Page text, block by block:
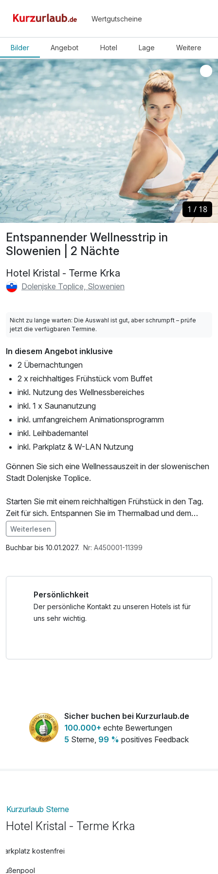
Wertgutscheine
Bilder Angebot Hotel Lage Weitere
Entspannender Wellnesstrip in
Slowenien | 2 Nächte
Hotel Kristal - Terme Krka
Dolenjske Toplice, Slowenien
1 / 18
1 / 18
Nicht zu lange warten: Die Auswahl ist gut, aber schrumpft – prüfe
jetzt die verfügbaren Termine.
In diesem Angebot inklusive
2 Übernachtungen
2 x reichhaltiges Frühstück vom Buffet
inkl. Nutzung des Wellnessbereiches
inkl. 1 x Saunanutzung
inkl. umfangreichem Animationsprogramm
inkl. Leihbademantel
inkl. Parkplatz & W-LAN Nutzung
Gönnen Sie sich eine Wellnessauszeit in der slowenischen
Stadt Dolenjske Toplice.
Starten Sie mit einem reichhaltigen Frühstück in den Tag.
Zeit für sich. Entspannen Sie im Thermalbad und dem
Wellnesszentrum mit zahlreichen Wellnessangeboten.
Erkunden Sie den Kurort, umgeben von malerischen
Weinbergen und genießen Sie Spezialitäten Sloweniens.
Vitarium Spa&Beauty.
Im Angebot enthalten
Leihbademantel, Parkplatz, Nutzung des Fitnessbereichs,
Weiterlesen
Buchbar bis 10.01.2027. Nr: A450001-11399
Persönlichkeit
Der persönliche Kontakt zu unseren Hotels ist für
uns sehr wichtig.
Sicher buchen bei Kurzurlaub.de
100.000+ echte Bewertungen
5 Sterne, 99 % positives Feedback
Kurzurlaub Sterne
Hotel Kristal - Terme Krka
Parkplatz kostenfrei
Außenpool